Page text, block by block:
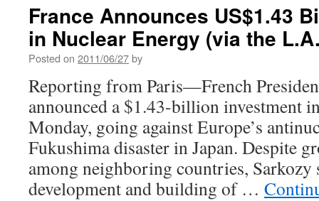
France Announces US$1.43
in Nuclear Energy (via the
Posted on 2011/06/27by
Reporting from Paris—French
announced a $1.43-billion investment
Monday, going against Europe’s
Fukushima disaster in Japan. Despite
among neighboring countries, Sarkozy
development and building of …